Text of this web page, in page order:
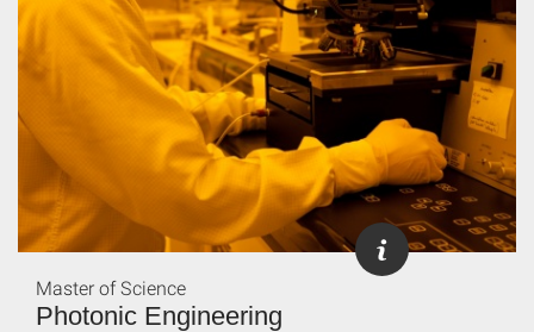
Photonic Engineering
Master of Science